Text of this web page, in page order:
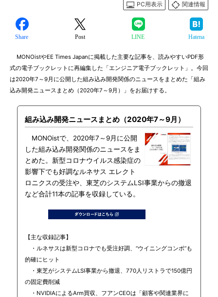
PC用表示
関連情報
Share Post LINE Hatena
MONOistやEE Times Japanに掲載した主要な記事を、読みやすいPDF形
式の電子ブックレットに再編集した「エンジニア電子ブックレット」。今回
は2020年7～9月に公開した組み込み開発関係のニュースをまとめた「組み
込み開発ニュースまとめ（2020年7～9月）」をお届けする。
組み込み開発ニュースまとめ（2020年7～9月）
MONOistで、2020年7～9月に公開
した組み込み開発関係のニュースをま
とめた。新型コロナウイルス感染症の
影響下でも好調なルネサス エレクト
ロニクスの受注や、東芝のシステムLSI事業からの撤退
など合計11本の記事を収録している。
【主な収録記事】
・ルネサスは新型コロナでも受注好調、“ウイニングコンボ”も
的確にヒット
・東芝がシステムLSI事業から撤退、770人リストラで150億円
の固定費削減
・NVIDIAによるArm買収、フアンCEOは「顧客や関連業界に